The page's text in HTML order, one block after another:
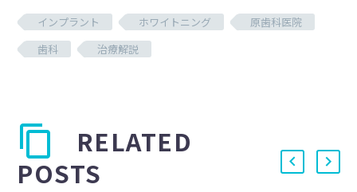
インプラント ホワイトニング
原歯科医院
歯科
治療解説
RELATED
POSTS